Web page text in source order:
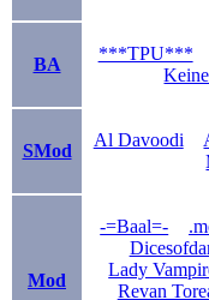
BA
***TPU***
SMod
Al Davoodi
Mod
-=Baal=-
Lady
Revan